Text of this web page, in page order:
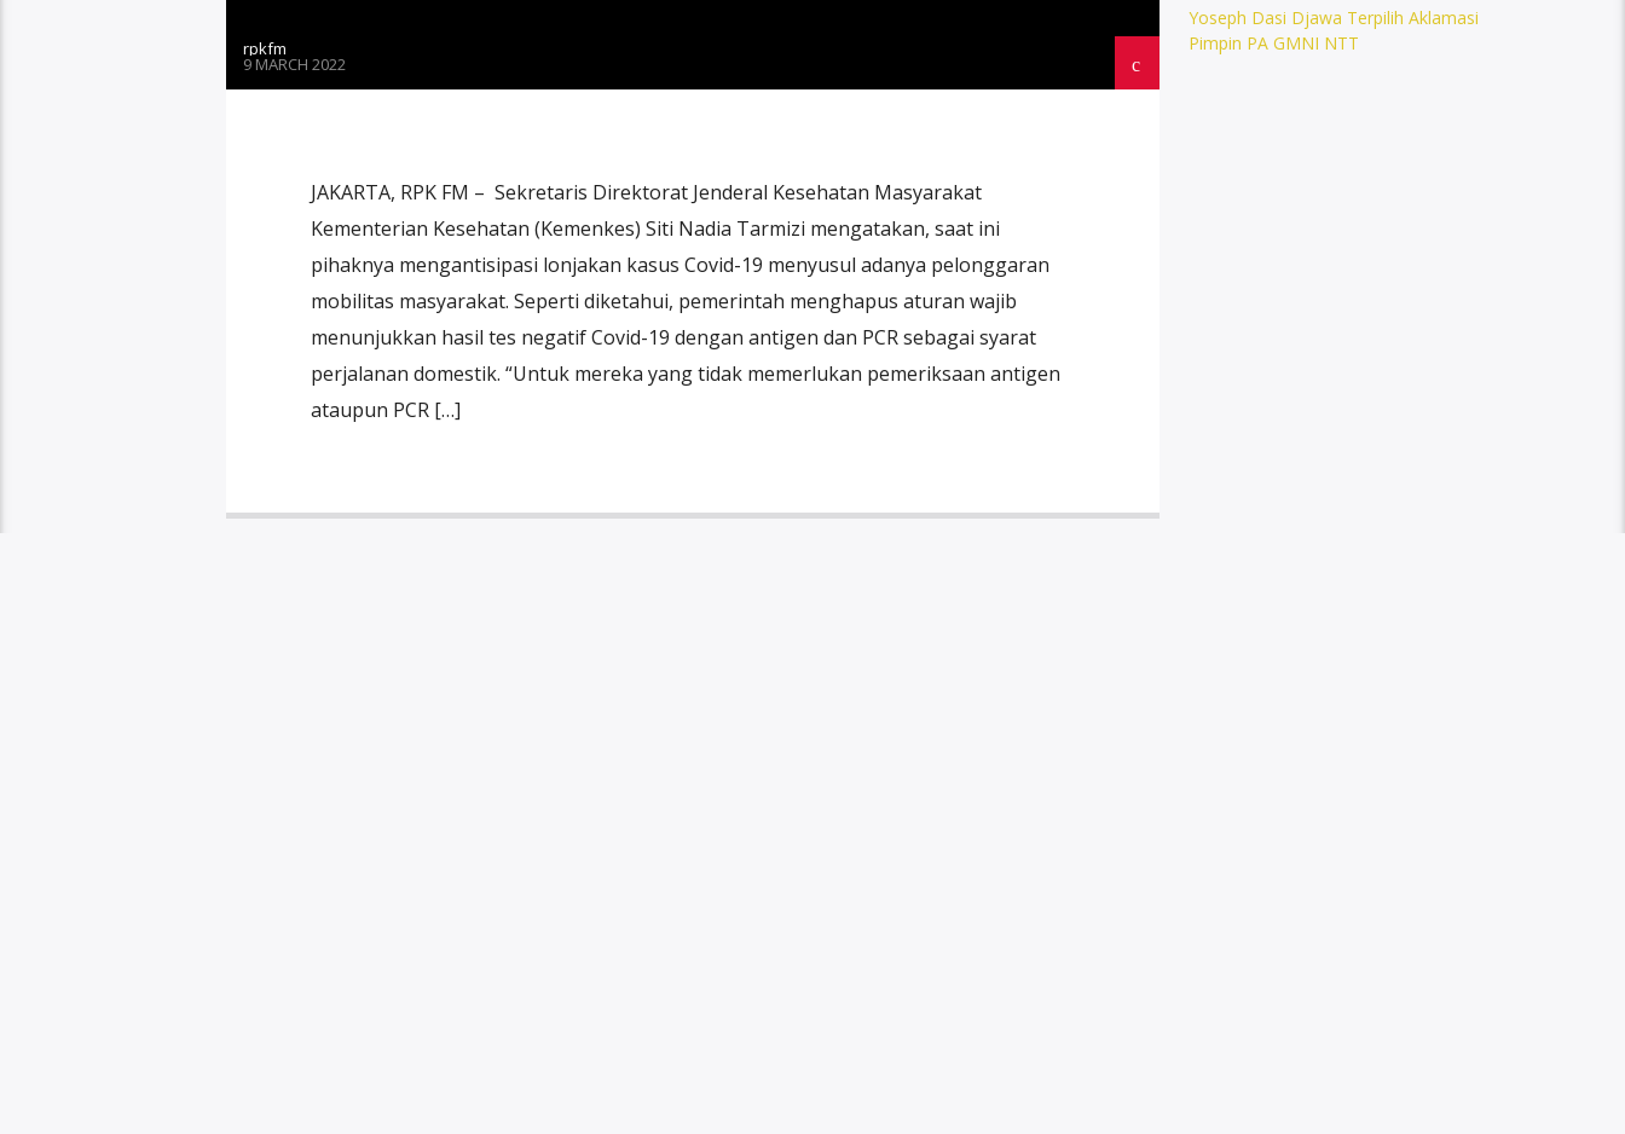
rpkfm
9 MARCH 2022
JAKARTA, RPK FM – Sekretaris Direktorat Jenderal Kesehatan Masyarakat
Kementerian Kesehatan (Kemenkes) Siti Nadia Tarmizi mengatakan, saat ini
pihaknya mengantisipasi lonjakan kasus Covid-19 menyusul adanya pelonggaran
mobilitas masyarakat. Seperti diketahui, pemerintah menghapus aturan wajib
menunjukkan hasil tes negatif Covid-19 dengan antigen dan PCR sebagai syarat
perjalanan domestik. “Untuk mereka yang tidak memerlukan pemeriksaan antigen
ataupun PCR […]
Yoseph Dasi Djawa Terpilih Aklamasi
Pimpin PA GMNI NTT